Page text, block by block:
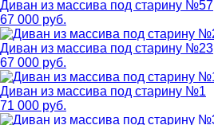
Диван из массива под старину №57
67 000 руб.
Диван из массива под старину №23
67 000 руб.
Диван из массива под старину №1
71 000 руб.